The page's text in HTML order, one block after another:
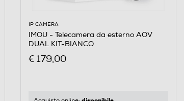
IP CAMERA
IMOU - Telecamera da esterno AOV
DUAL KIT-BIANCO
€ 179,00